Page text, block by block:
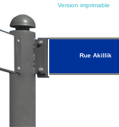
Version imprimable
Rue Akillik